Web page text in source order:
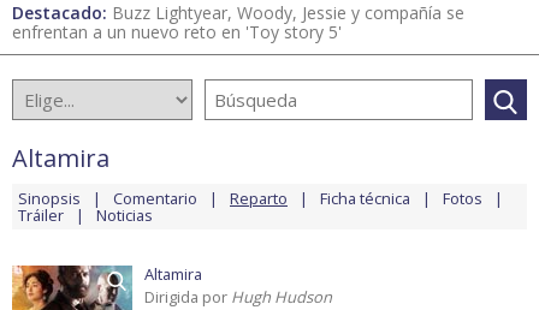
Destacado: Buzz Lightyear, Woody, Jessie y compañía se
enfrentan a un nuevo reto en 'Toy story 5'
Altamira
Sinopsis Comentario Reparto Ficha técnica Fotos
Tráiler Noticias
Altamira
Dirigida por Hugh Hudson